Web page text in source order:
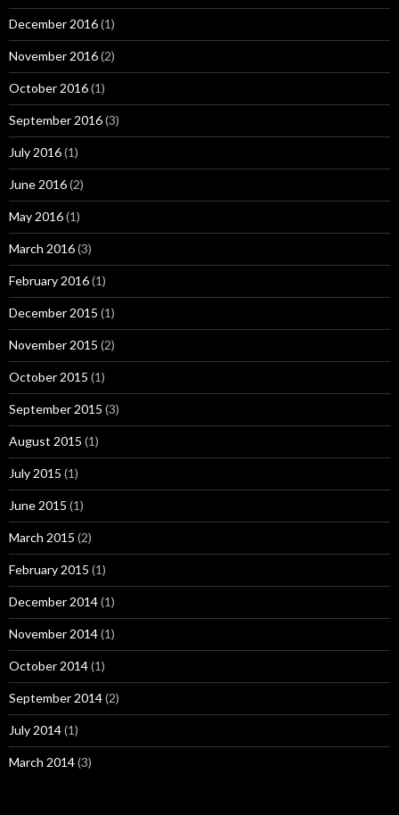
December 2016(1)
November 2016(2)
October 2016(1)
September 2016(3)
July 2016(1)
June 2016(2)
May 2016(1)
March 2016(3)
February 2016(1)
December 2015 (1)
November 2015 (2)
October 2015 (1)
September 2015 (3)
August 2015 (1)
July 2015 (1)
June 2015 (1)
March 2015 (2)
February 2015 (1)
December 2014(1)
November 2014(1)
October 2014(1)
September 2014(2)
July 2014(1)
March 2014(3)